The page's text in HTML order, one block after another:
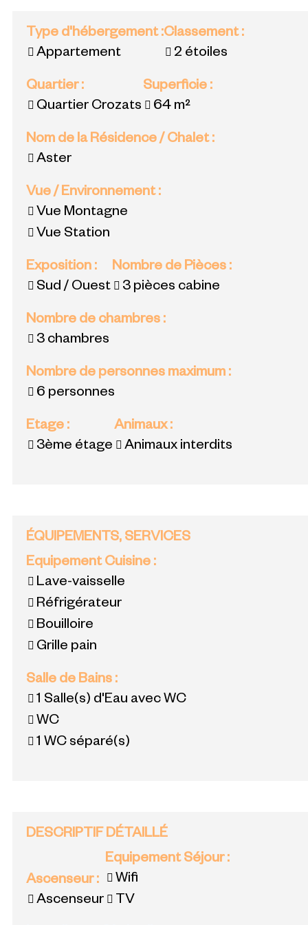
Type d'hébergement:
Appartement
Classement:
2 étoiles
Quartier:
Quartier Crozats
Superficie :
64 m²
Nom de la Résidence / Chalet:
Aster
Vue / Environnement:
Vue Montagne
Vue Station
Exposition :
Sud / Ouest
Nombre de Pièces :
3 pièces cabine
Nombre de chambres :
3 chambres
Nombre de personnes maximum :
6 personnes
Etage :
3ème étage
Animaux:
Animaux interdits
ÉQUIPEMENTS, SERVICES
Equipement Cuisine :
Lave-vaisselle
Réfrigérateur
Bouilloire
Grille pain
Salle de Bains :
1 Salle(s) d'Eau avec WC
WC
1 WC séparé(s)
DESCRIPTIF DÉTAILLÉ
Ascenseur:
Ascenseur
Equipement Séjour:
Wifi
TV